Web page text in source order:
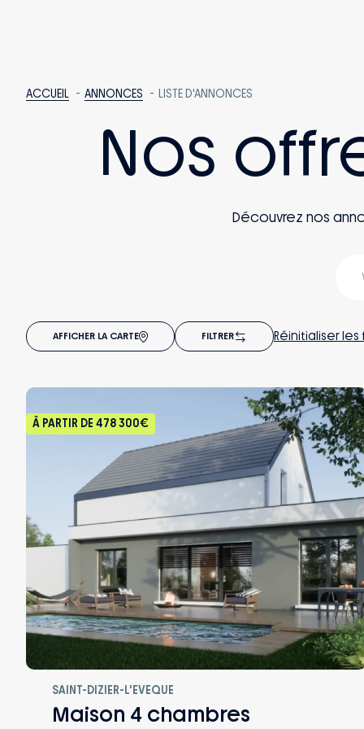
ACCUEIL ANNONCES LISTE D'ANNONCES
Nos
Découvrez nos
AFFICHER LA CARTE FILTRER Réinitialiser les
À PARTIR DE 478 300€
SAINT-DIZIER-L'EVEQUE
Maison 4 chambres